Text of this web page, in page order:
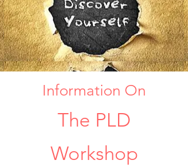
Information On
The PLD
Workshop